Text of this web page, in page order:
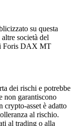
su questa
società del
Foris DAX MT
dei rischi e potrebbe
non garantiscono
crypto-asset è adatto
al rischio.
al trading o alla